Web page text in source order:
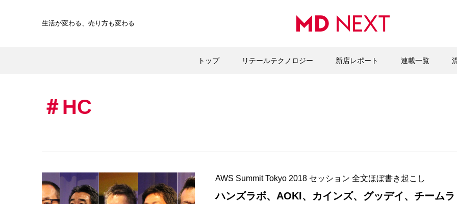
生活が変わる、 売り方も変わる
トップ リテールテクノロジー 新店レポート 連載一覧
HC
AWS Summit Tokyo 2018 セッション 全文ほぼ書き起こし
ハンズラボ、AOKI、カインズ、グッデイ、チームラ